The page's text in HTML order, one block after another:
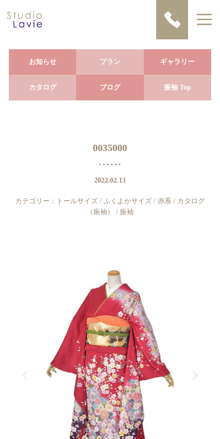
お知らせ プラン ギャラリー
カタログ ブログ 振袖 Top
0035000
2022.02.13
カテゴリー： トールサイズ / ふくよかサイズ / 赤系 / カタログ
（振袖）
/ 振袖